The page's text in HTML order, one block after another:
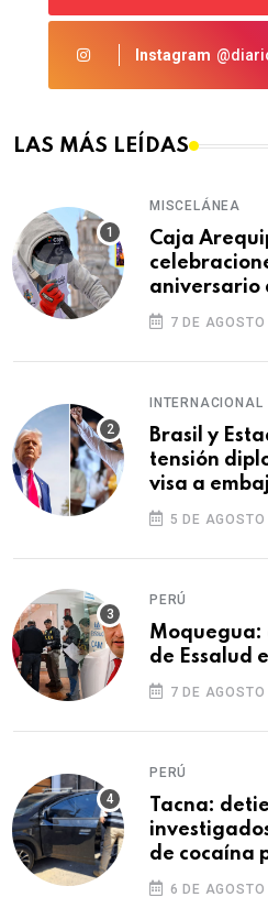
Instagram
LAS MÁS LEÍDAS
MISCELÁNEA
Caja
aniversario
7 DE
INTERNACIONAL
Brasil y
tensión
visa a
5 DE
PERÚ
Moquegua:
de Essalud
7 DE
PERÚ
Tacna:
de cocaína
ilegales
6 DE